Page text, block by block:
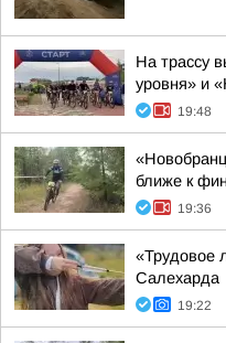
На трассу
уровня» и
19:48
ближе к
19:36
«Трудовое
Салехарда
19:22